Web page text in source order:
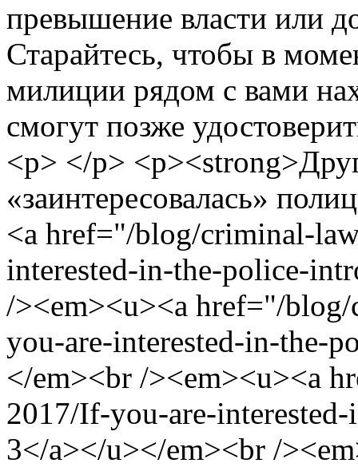
превышение власти или
Старайтесь, чтобы в
милиции рядом с вами
смогут позже
<p> </p>
«заинтересовалась»
<a href="/blog/criminal-
interested-in-the-police-
/><em><u><a href="/
you-are-interested-in-the-
</em><br /><em><u><a
2017/If-you-are-
3</a></u></em><br /